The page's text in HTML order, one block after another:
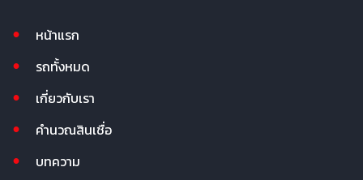
หน้าแรก
รถทั้งหมด
เกี่ยวกับเรา
คำนวณสินเชื่อ
บทความ